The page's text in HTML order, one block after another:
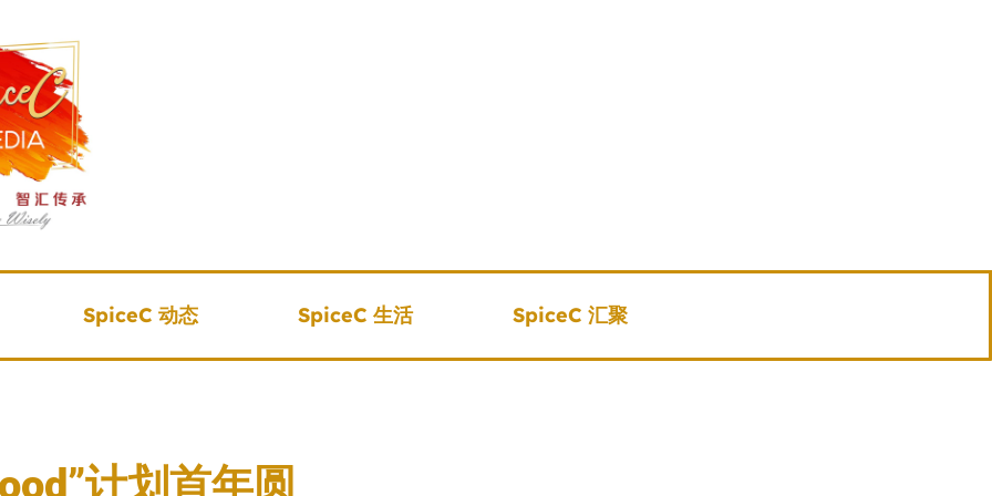
SpiceC 动态 SpiceC 生活 SpiceC 汇聚
计划首年圆